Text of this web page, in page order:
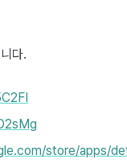
다.
store/apps/